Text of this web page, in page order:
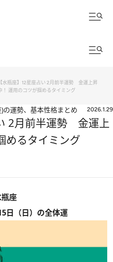
【水瓶座】12星座占い 2月前半運勢 金運上昇
！ 運用のコツが掴めるタイミング
の運勢、基本性格まとめ 2026.1.29
2月前半運勢 金運上
めるタイミング
座
日（日）の全体運